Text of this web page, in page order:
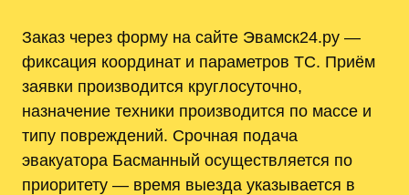
Заказ через форму на сайте Эвамск24.ру —
фиксация координат и параметров ТС. Приём
заявки производится круглосуточно,
назначение техники производится по массе и
типу повреждений. Срочная подача
эвакуатора Басманный осуществляется по
приоритету — время выезда указывается в